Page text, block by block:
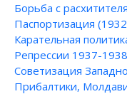
Борьба с
Паспортизация
Карательная
Репрессии 1937-
Советизация
Прибалтики,